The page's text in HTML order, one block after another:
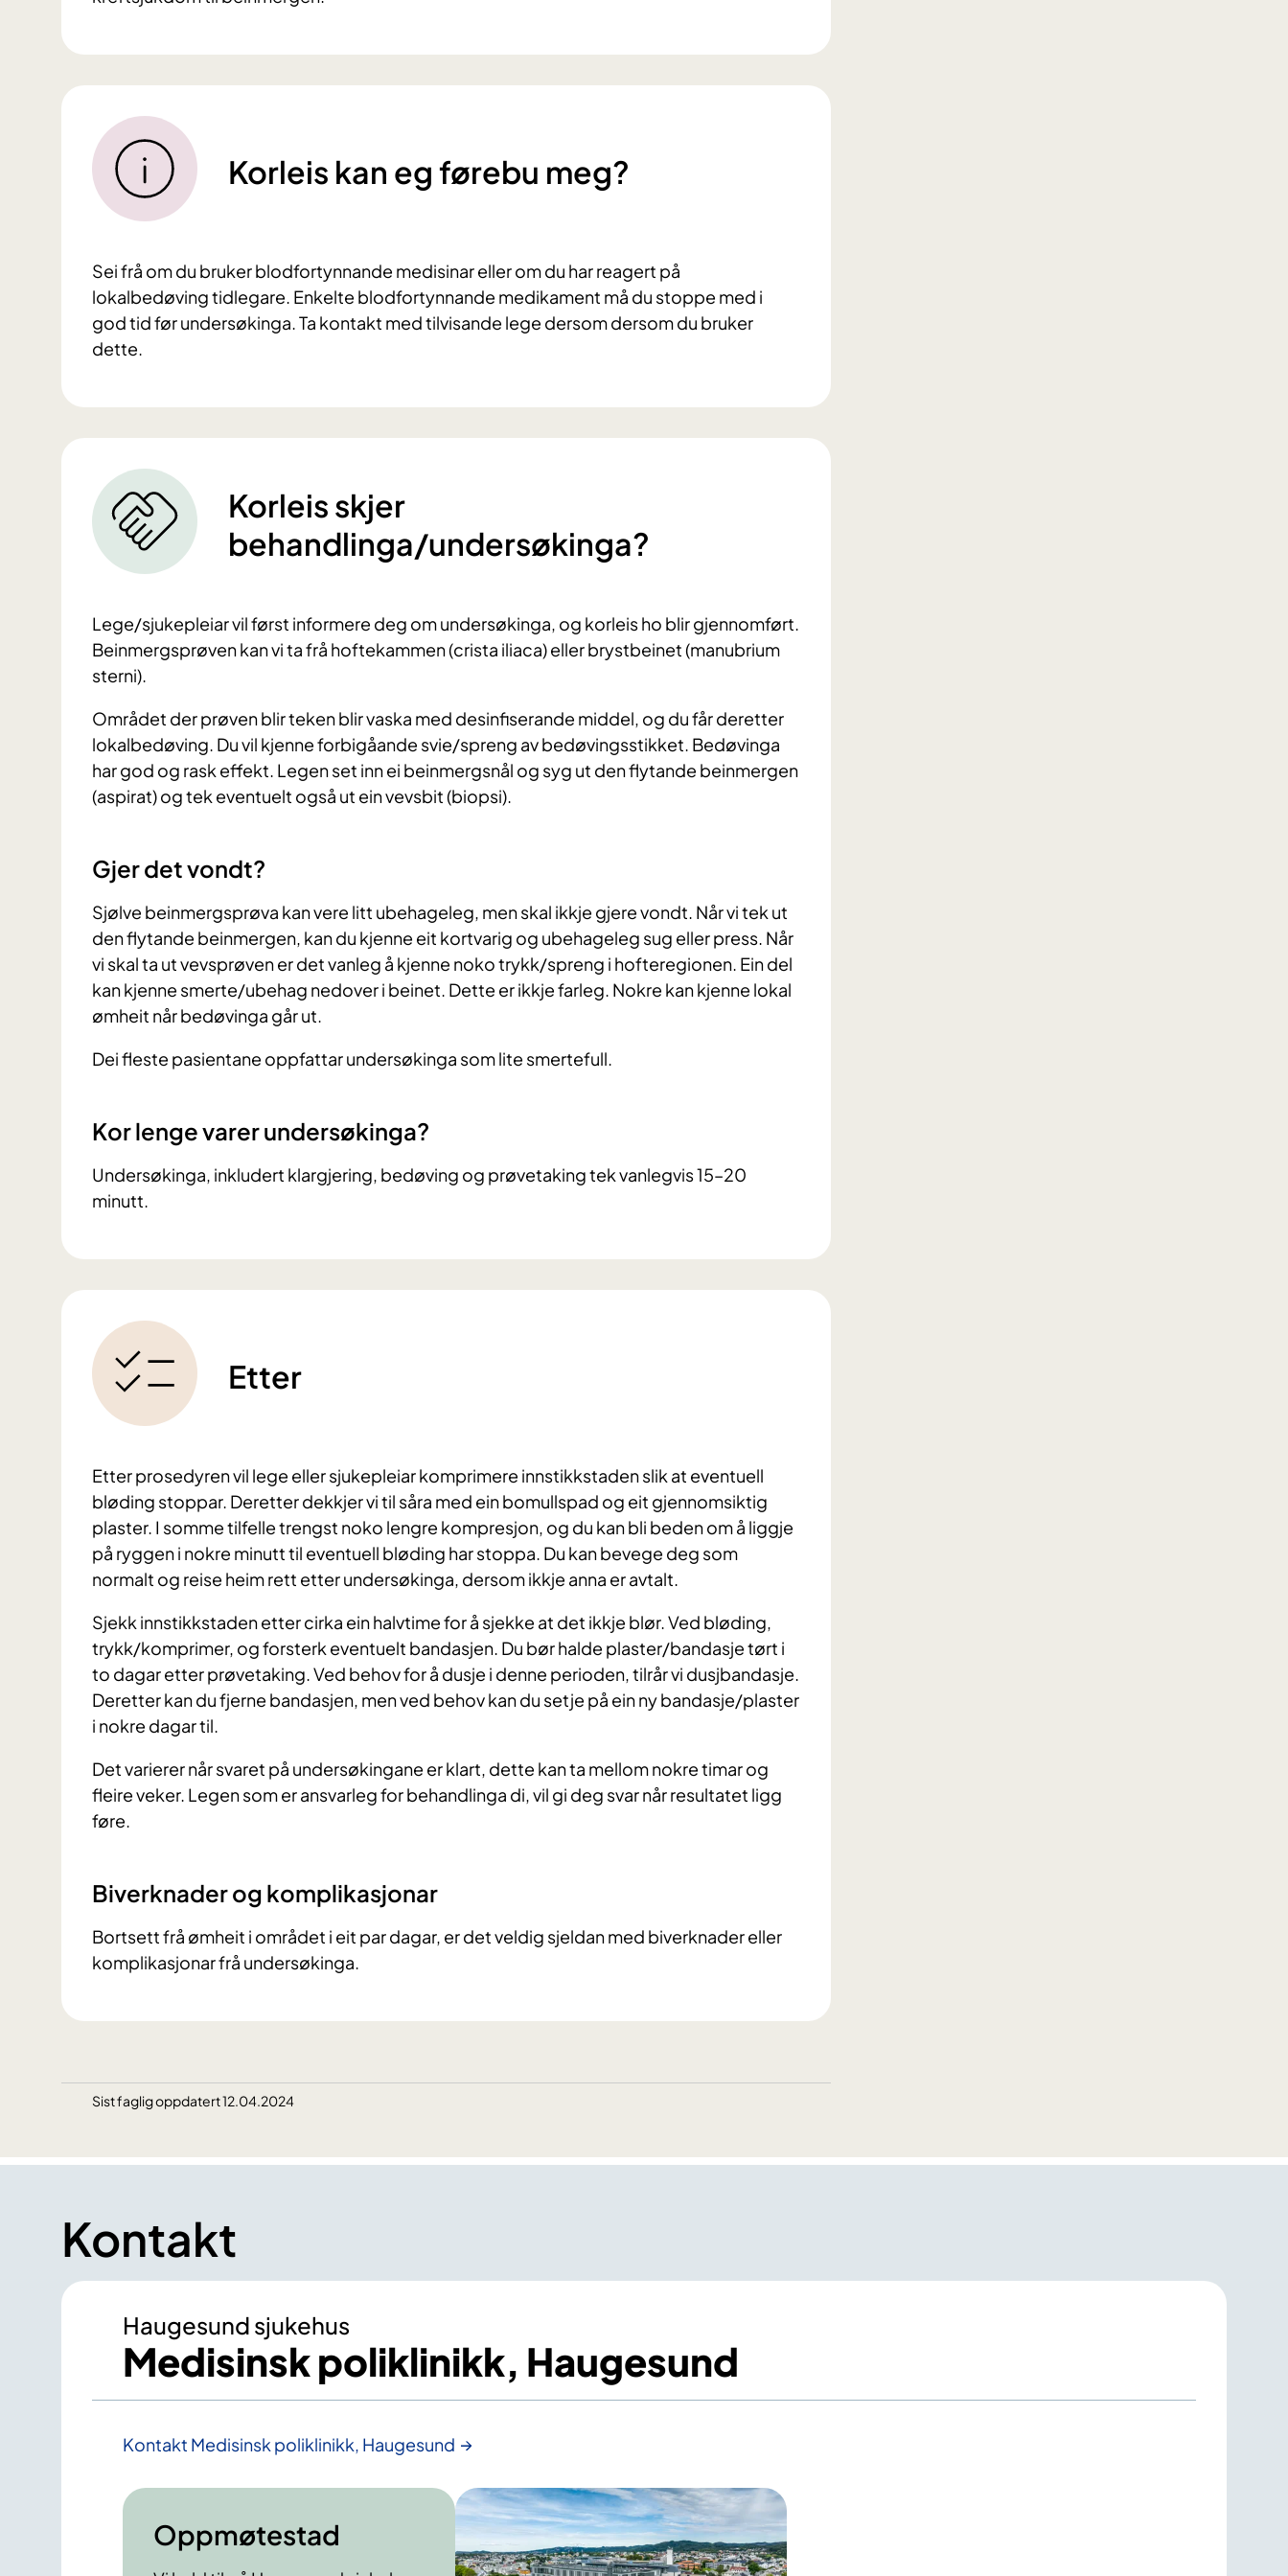
Korleis kan eg førebu meg?
Sei frå om du bruker blodfortynnande medisinar eller om du har reagert på
lokalbedøving tidlegare. Enkelte blodfortynnande medikament må du stoppe med i
god tid før undersøkinga. Ta kontakt med tilvisande lege dersom dersom du bruker
dette.
Korleis skjer
behandlinga/undersøkinga?
Lege/sjukepleiar vil først informere deg om undersøkinga, og korleis ho blir gjennomført.
Beinmergsprøven kan vi ta frå hoftekammen (crista iliaca) eller brystbeinet (manubrium
sterni).
Området der prøven blir teken blir vaska med desinfiserande middel, og du får deretter
lokalbedøving. Du vil kjenne forbigåande svie/spreng av bedøvingsstikket. Bedøvinga
har god og rask effekt. Legen set inn ei beinmergsnål og syg ut den flytande beinmergen
(aspirat) og tek eventuelt også ut ein vevsbit (biopsi).
Gjer det vondt?
Sjølve beinmergsprøva kan vere litt ubehageleg, men skal ikkje gjere vondt. Når vi tek ut
den flytande beinmergen, kan du kjenne eit kortvarig og ubehageleg sug eller press. Når
vi skal ta ut vevsprøven er det vanleg å kjenne noko trykk/spreng i hofteregionen. Ein del
kan kjenne smerte/ubehag nedover i beinet. Dette er ikkje farleg. Nokre kan kjenne lokal
ømheit når bedøvinga går ut.
Dei fleste pasientane oppfattar undersøkinga som lite smertefull.
Kor lenge varer undersøkinga?
Undersøkinga, inkludert klargjering, bedøving og prøvetaking tek vanlegvis 15–20
minutt.
Etter
Etter prosedyren vil lege eller sjukepleiar komprimere innstikkstaden slik at eventuell
bløding stoppar. Deretter dekkjer vi til såra med ein bomullspad og eit gjennomsiktig
plaster. I somme tilfelle trengst noko lengre kompresjon, og du kan bli beden om å liggje
på ryggen i nokre minutt til eventuell bløding har stoppa. Du kan bevege deg som
normalt og reise heim rett etter undersøkinga, dersom ikkje anna er avtalt.
Sjekk innstikkstaden etter cirka ein halvtime for å sjekke at det ikkje blør. Ved bløding,
trykk/komprimer, og forsterk eventuelt bandasjen. Du bør halde plaster/bandasje tørt i
to dagar etter prøvetaking. Ved behov for å dusje i denne perioden, tilrår vi dusjbandasje.
Deretter kan du fjerne bandasjen, men ved behov kan du setje på ein ny bandasje/plaster
i nokre dagar til.
Det varierer når svaret på undersøkingane er klart, dette kan ta mellom nokre timar og
fleire veker. Legen som er ansvarleg for behandlinga di, vil gi deg svar når resultatet ligg
føre.
Biverknader og komplikasjonar
Bortsett frå ømheit i området i eit par dagar, er det veldig sjeldan med biverknader eller
komplikasjonar frå undersøkinga.
Sist faglig oppdatert 12.04.2024
Kontakt
Haugesund sjukehus
Medisinsk poliklinikk, Haugesund
Kontakt Medisinsk poliklinikk, Haugesund
Oppmøtestad